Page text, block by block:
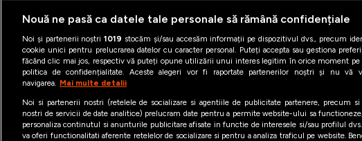
Nouă ne pasă ca datele tale personale să rămână confidențiale
Noi și partenerii noștri1019 stocăm și/sau accesăm informații pe dispozitivul dvs., precum
cookie unici pentru prelucrarea datelor cu caracter personal. Puteți accepta sau gestiona
făcând clic mai jos, respectiv vă puteți opune utilizării unui interes legitim în orice moment pe
politica de confidențialitate. Aceste alegeri vor fi raportate partenerilor noștri și nu vă
navigarea. Mai multe detalii
Noi si partenerii nostri (retelele de socializare si agentiile de publicitate partenere, precum
nostri de servicii de date analitice) prelucram date pentru a permite website-ului sa
personaliza continutul si anunturile publicitare afisate in functie de interesele si/sau profilul
va oferi functionalitati aferente retelelor de socializare si pentru a analiza traficul pe website.